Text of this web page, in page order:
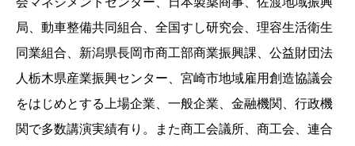
局、動車整備共同組合、全国すし研究会、理容生活衛生
同業組合、新潟県長岡市商工部商業振興課、公益財団法
人栃木県産業振興センター、宮崎市地域雇用創造協議会
をはじめとする上場企業、一般企業、金融機関、行政機
関で多数講演実績有り。また商工会議所、商工会、連合